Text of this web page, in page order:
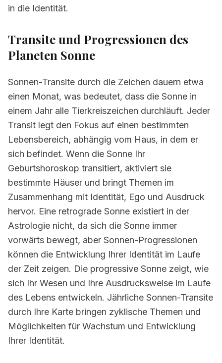
in die Identität.
Transite und Progressionen des
Planeten Sonne
Sonnen-Transite durch die Zeichen dauern etwa
einen Monat, was bedeutet, dass die Sonne in
einem Jahr alle Tierkreiszeichen durchläuft. Jeder
Transit legt den Fokus auf einen bestimmten
Lebensbereich, abhängig vom Haus, in dem er
sich befindet. Wenn die Sonne Ihr
Geburtshoroskop transitiert, aktiviert sie
bestimmte Häuser und bringt Themen im
Zusammenhang mit Identität, Ego und Ausdruck
hervor. Eine retrograde Sonne existiert in der
Astrologie nicht, da sich die Sonne immer
vorwärts bewegt, aber Sonnen-Progressionen
können die Entwicklung Ihrer Identität im Laufe
der Zeit zeigen. Die progressive Sonne zeigt, wie
sich Ihr Wesen und Ihre Ausdrucksweise im Laufe
des Lebens entwickeln. Jährliche Sonnen-Transite
durch Ihre Karte bringen zyklische Themen und
Möglichkeiten für Wachstum und Entwicklung
Ihrer Identität.